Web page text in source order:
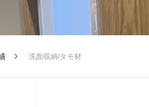
洗面収納/タモ材